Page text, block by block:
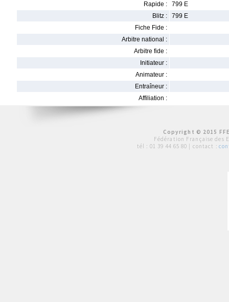
Rapide :
799 E
Blitz :
799 E
Fiche Fide :
Arbitre national :
Arbitre fide :
Initiateur :
Animateur :
Entraîneur :
Affiliation :
Copyright © 2015
Fédération Française des
tél : 01 39 44 65 80 | contact :